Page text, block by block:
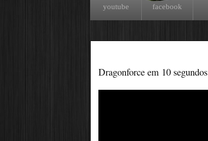
youtube facebook
Dragonforce em 10 segundos